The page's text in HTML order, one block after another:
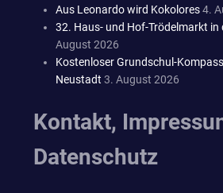
Aus Leonardo wird Kokolores4.
32. Haus- und Hof-Trödelmarkt in
August 2026
Kostenloser Grundschul-
Neustadt 3. August 2026
Kontakt,
Datenschutz